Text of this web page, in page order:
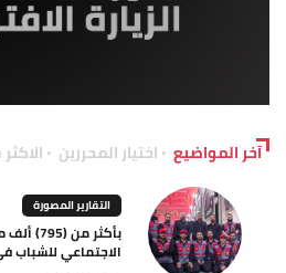
آخر المواضيع اختيار المحررين
التقارير المصورة
بأكثر
الاجتماعي للشباب